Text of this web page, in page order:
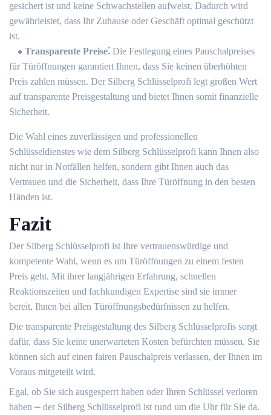
gesichert ist und keine Schwachstellen aufweist.​ Dadurch wird
gewährleistet, dass Ihr Zuhause oder Geschäft optimal geschützt
ist.​
Transparente Preise⁚ Die Festlegung eines Pauschalpreises
für Türöffnungen garantiert Ihnen, dass Sie keinen überhöhten
Preis zahlen müssen.​ Der Silberg Schlüsselprofi legt großen Wert
auf transparente Preisgestaltung und bietet Ihnen somit finanzielle
Sicherheit.​
Die Wahl eines zuverlässigen und professionellen
Schlüsseldienstes wie dem Silberg Schlüsselprofi kann Ihnen also
nicht nur in Notfällen helfen, sondern gibt Ihnen auch das
Vertrauen und die Sicherheit, dass Ihre Türöffnung in den besten
Händen ist.
Fazit
Der Silberg Schlüsselprofi ist Ihre vertrauenswürdige und
kompetente Wahl, wenn es um Türöffnungen zu einem festen
Preis geht.​ Mit ihrer langjährigen Erfahrung, schnellen
Reaktionszeiten und fachkundigen Expertise sind sie immer
bereit, Ihnen bei allen Türöffnungsbedürfnissen zu helfen.​
Die transparente Preisgestaltung des Silberg Schlüsselprofis sorgt
dafür, dass Sie keine unerwarteten Kosten befürchten müssen. Sie
können sich auf einen fairen Pauschalpreis verlassen, der Ihnen im
Voraus mitgeteilt wird.​
Egal, ob Sie sich ausgesperrt haben oder Ihren Schlüssel verloren
haben ⎼ der Silberg Schlüsselprofi ist rund um die Uhr für Sie da.​